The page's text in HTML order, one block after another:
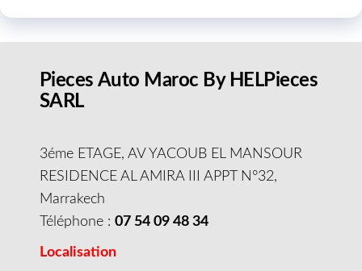
Pieces Auto Maroc By HELPieces
SARL
3éme ETAGE, AV YACOUB EL MANSOUR
RESIDENCE AL AMIRA III APPT N°32,
Marrakech
Téléphone : 07 54 09 48 34
Localisation